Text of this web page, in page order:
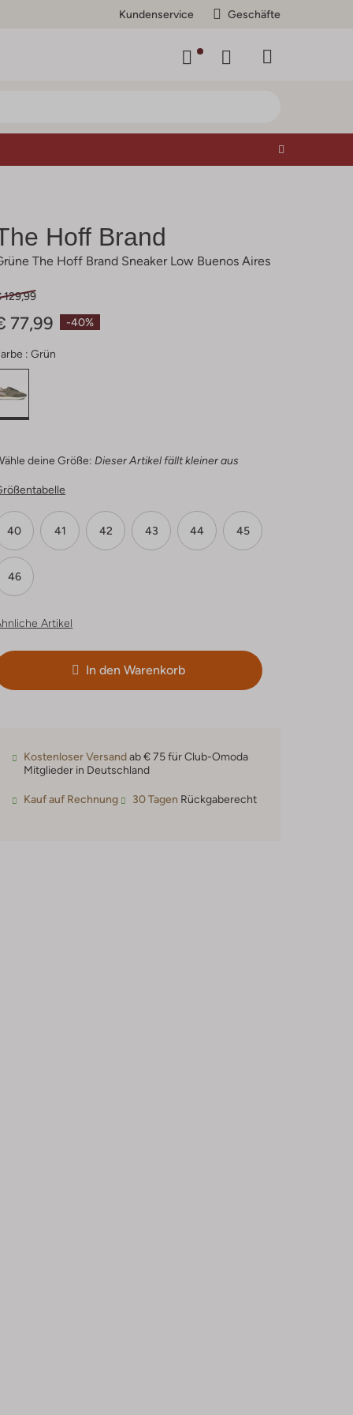
Kundenservice Geschäfte
Hoff Brand
The Hoff Brand Sneaker Low Buenos Aires
-40%
129,99
77,99
: Grün
deine Größe: Dieser Artikel fällt kleiner aus
40 41 42 43 44 45
46
Artikel
In den Warenkorb
Kostenloser Versandab € 75 für Club-Omoda
Mitglieder in Deutschland
Kauf auf Rechnung 30 Tagen Rückgaberecht